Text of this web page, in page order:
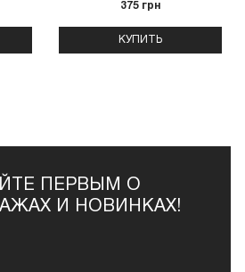
375 грн
КУПИТЬ
ПЕРВЫМ О
И НОВИНКАХ!